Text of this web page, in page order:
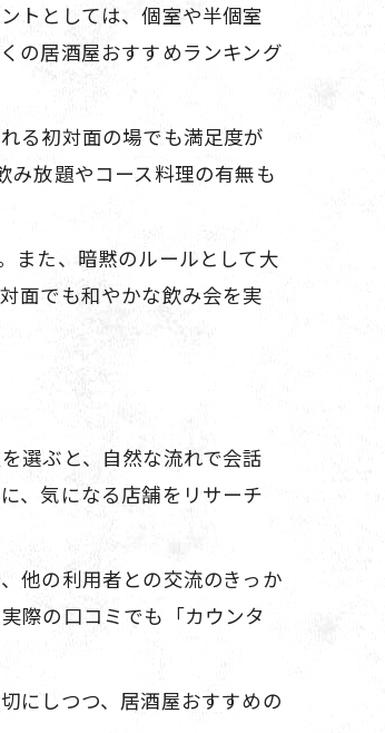
トとしては、個室や半個室
の居酒屋おすすめランキング
る初対面の場でも満足度が
み放題やコース料理の有無も
また、暗黙のルールとして大
面でも和やかな飲み会を実
選ぶと、自然な流れで会話
、気になる店舗をリサーチ
他の利用者との交流のきっか
際の口コミでも「カウンタ
にしつつ、居酒屋おすすめの